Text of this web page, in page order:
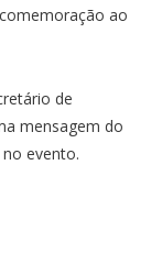
ao
de
mensagem do
evento.